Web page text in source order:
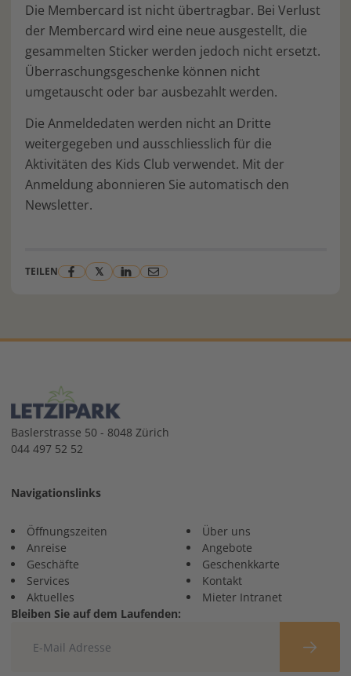
Die Membercard ist nicht übertragbar. Bei Verlust
der Membercard wird eine neue ausgestellt, die
gesammelten Sticker werden jedoch nicht ersetzt.
Überraschungsgeschenke können nicht
umgetauscht oder bar ausbezahlt werden.
Die Anmeldedaten werden nicht an Dritte
weitergegeben und ausschliesslich für die
Aktivitäten des Kids Club verwendet. Mit der
Anmeldung abonnieren Sie automatisch den
Newsletter.
TEILEN 𝕏
Baslerstrasse 50 - 8048 Zürich
044 497 52 52
Navigationslinks
Öffnungszeiten
Anreise
Geschäfte
Services
Aktuelles
Über uns
Angebote
Geschenkkarte
Kontakt
Mieter Intranet
Bleiben Sie auf dem Laufenden: